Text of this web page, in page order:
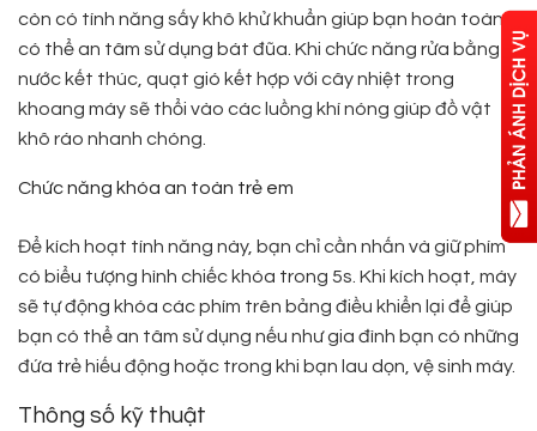
còn có tính năng sấy khô khử khuẩn giúp bạn hoàn toàn
có thể an tâm sử dụng bát đũa. Khi chức năng rửa bằng
nước kết thúc, quạt gió kết hợp với cây nhiệt trong
khoang máy sẽ thổi vào các luồng khí nóng giúp đồ vật
khô ráo nhanh chóng.
Chức năng khóa an toàn trẻ em
Để kích hoạt tính năng này, bạn chỉ cần nhấn và giữ phím
có biểu tượng hình chiếc khóa trong 5s. Khi kích hoạt, máy
sẽ tự động khóa các phím trên bảng điều khiển lại để giúp
bạn có thể an tâm sử dụng nếu như gia đình bạn có những
đứa trẻ hiếu động hoặc trong khi bạn lau dọn, vệ sinh máy.
Thông số kỹ thuật